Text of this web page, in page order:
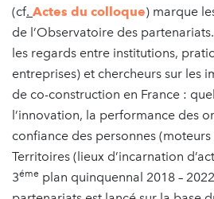
(cf. Actes du colloque) marque
de l’Observatoire des
les regards entre institutions,
entreprises) et chercheurs sur les
de co-construction en France :
l’innovation, la performance des
confiance des personnes
Territoires (lieux d’incarnation
3éme plan quinquennal 2018 –